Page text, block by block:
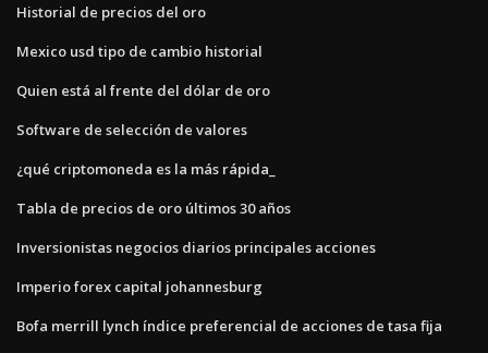
Historial de precios del oro
Mexico usd tipo de cambio historial
Quien está al frente del dólar de oro
Software de selección de valores
¿qué criptomoneda es la más rápida_
Tabla de precios de oro últimos 30 años
Inversionistas negocios diarios principales acciones
Imperio forex capital johannesburg
Bofa merrill lynch índice preferencial de acciones de tasa fija